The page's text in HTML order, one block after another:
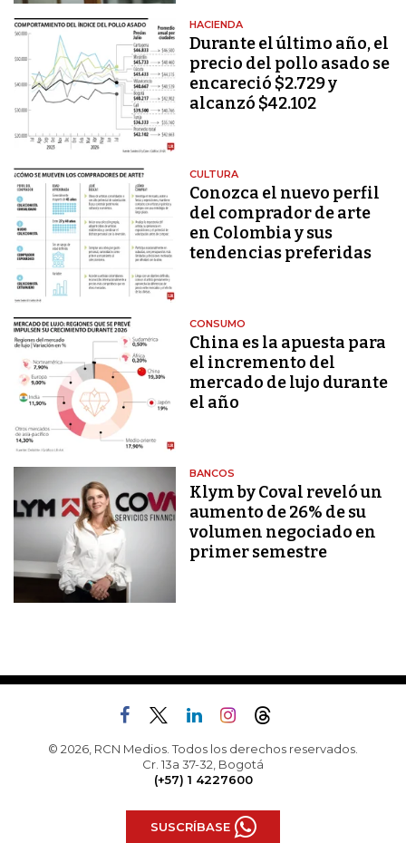
HACIENDA
Durante el último año, el
precio del pollo asado se
encareció $2.729 y
alcanzó $42.102
CULTURA
Conozca el nuevo perfil
del comprador de arte
en Colombia y sus
tendencias preferidas
CONSUMO
China es la apuesta para
el incremento del
mercado de lujo durante
el año
BANCOS
Klym by Coval reveló un
aumento de 26% de su
volumen negociado en
primer semestre
© 2026, RCN Medios. Todos los derechos reservados.
Cr. 13a 37-32, Bogotá
(+57) 1 4227600
SUSCRÍBASE